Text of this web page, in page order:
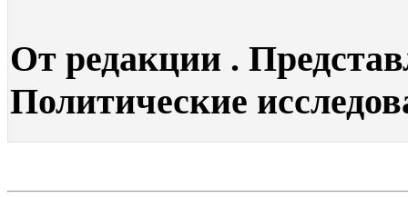
От редакции .
Политические